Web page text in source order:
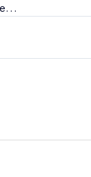
click to dismiss
Black
and excited